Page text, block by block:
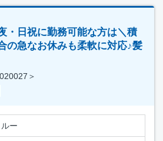
・日祝に勤務可能な方は＼積
の急なお休みも柔軟に対応♪髪
＞
ー